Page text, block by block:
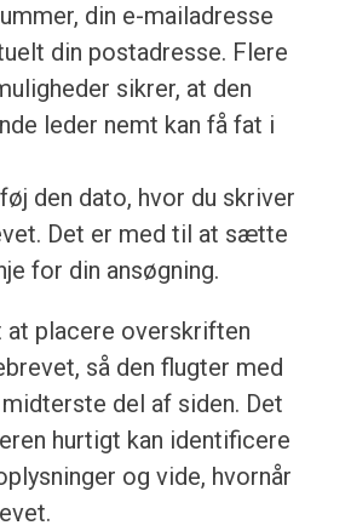
din e-mailadresse
din postadresse. Flere
sikrer, at den
leder nemt kan få fat i
den dato, hvor du skriver
Det er med til at sætte
for din ansøgning.
at placere overskriften
så den flugter med
del af siden. Det
hurtigt kan identificere
og vide, hvornår